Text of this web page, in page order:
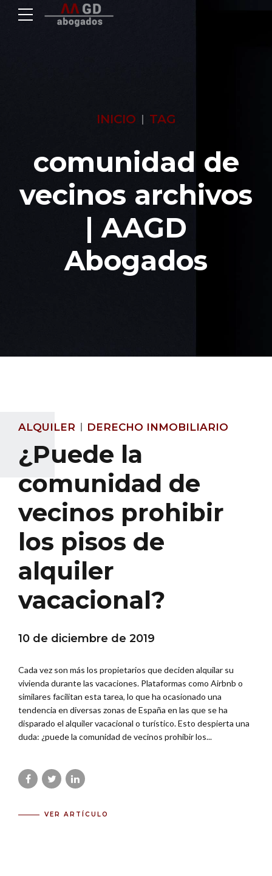
INICIO TAG
comunidad de
vecinos archivos
| AAGD
Abogados
ALQUILER DERECHO INMOBILIARIO
¿Puede la
comunidad de
vecinos prohibir
los pisos de
alquiler
vacacional?
10 de diciembre de 2019
Cada vez son más los propietarios que deciden alquilar su
vivienda durante las vacaciones. Plataformas como Airbnb o
similares facilitan esta tarea, lo que ha ocasionado una
tendencia en diversas zonas de España en las que se ha
disparado el alquiler vacacional o turístico. Esto despierta una
duda: ¿puede la comunidad de vecinos prohibir los...
VER ARTÍCULO